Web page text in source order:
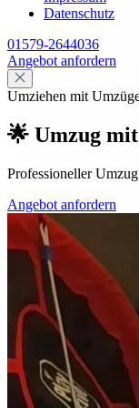
Datenschutz
01579-2644036
Angebot anfordern
Umziehen mit
🌟 Umzug
Professioneller
Angebot anfordern